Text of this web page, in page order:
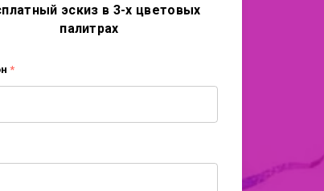
эскиз в 3-х цветовых
палитрах
*